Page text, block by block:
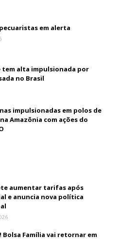
em alerta
tem alta impulsionada por
no Brasil
impulsionadas em polos de
Amazônia com ações do
aumentar tarifas após
e anuncia nova política
Bolsa Família vai retornar em